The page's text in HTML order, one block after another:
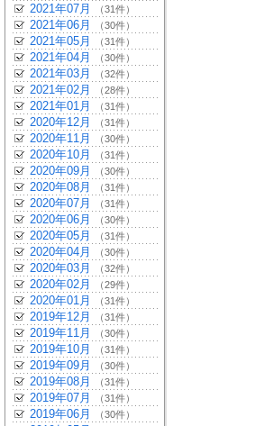
2021年07月 （31件）
2021年06月 （30件）
2021年05月 （31件）
2021年04月 （30件）
2021年03月 （32件）
2021年02月 （28件）
2021年01月 （31件）
2020年12月 （31件）
2020年11月 （30件）
2020年10月 （31件）
2020年09月 （30件）
2020年08月 （31件）
2020年07月 （31件）
2020年06月 （30件）
2020年05月 （31件）
2020年04月 （30件）
2020年03月 （32件）
2020年02月 （29件）
2020年01月 （31件）
2019年12月 （31件）
2019年11月 （30件）
2019年10月 （31件）
2019年09月 （30件）
2019年08月 （31件）
2019年07月 （31件）
2019年06月 （30件）